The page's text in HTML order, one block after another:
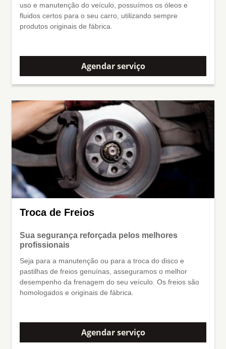
uso e manutenção do veículo, possuímos os óleos e
fluidos certos para o seu carro, utilizando sempre
produtos originais de fábrica.
Agendar serviço
Troca de Freios
Sua segurança reforçada pelos melhores
profissionais
Seja para a manutenção ou para a troca do disco e
pastilhas de freios genuínas, asseguramos o melhor
desempenho da frenagem do seu veículo. Os freios são
homologados e originais de fábrica.
Agendar serviço